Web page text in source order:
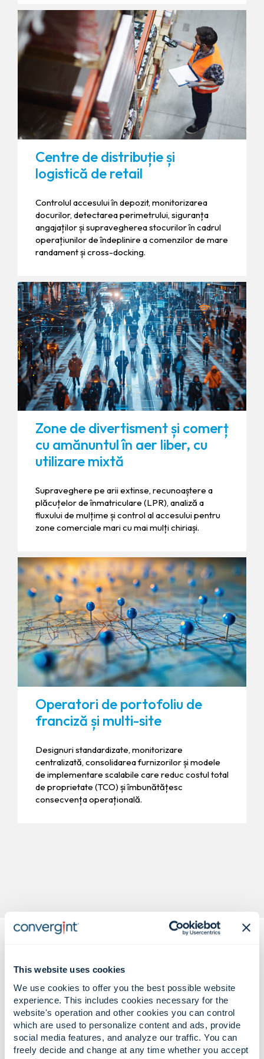
This website uses cookies
We use cookies to offer you the best possible website
experience. This includes cookies necessary for the
website's operation and other cookies you can control
which are used to personalize content and ads, provide
social media features, and analyze our traffic. You can
freely decide and change at any time whether you accept
Centre de distribuție și
logistică de retail
Controlul accesului în depozit, monitorizarea
docurilor, detectarea perimetrului, siguranța
angajaților și supravegherea stocurilor în cadrul
operațiunilor de îndeplinire a comenzilor de mare
randament și cross-docking.
Zone de divertisment și comerț
cu amănuntul în aer liber, cu
utilizare mixtă
Supraveghere pe arii extinse, recunoaștere a
plăcuțelor de înmatriculare (LPR), analiză a
fluxului de mulțime și control al accesului pentru
zone comerciale mari cu mai mulți chiriași.
Operatori de portofoliu de
franciză și multi-site
Designuri standardizate, monitorizare
centralizată, consolidarea furnizorilor și modele
de implementare scalabile care reduc costul total
de proprietate (TCO) și îmbunătățesc
consecvența operațională.
Provocări complexe în retail. Soluții
sigure, care reduc pierderile.